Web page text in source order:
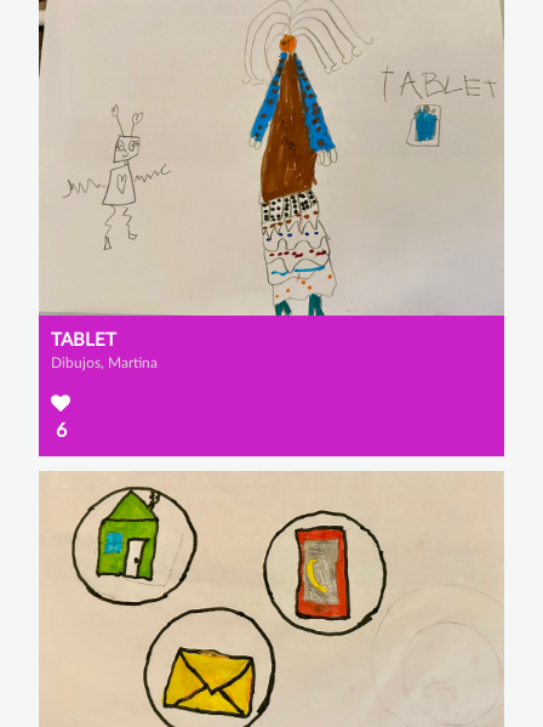
TABLET
Dibujos, Martina
6